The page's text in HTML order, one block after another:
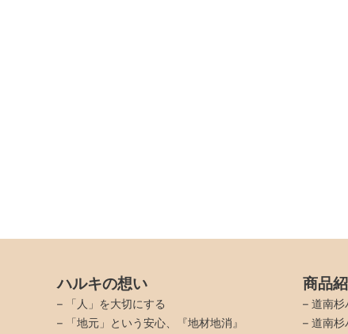
ハルキの想い
–
「人」を大切にする
–
「地元」という安心、『地材地消』
商品
– 道南杉
– 道南杉